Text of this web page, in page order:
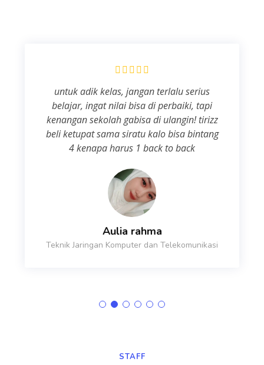
untuk adik kelas, jangan terlalu serius
belajar, ingat nilai bisa di perbaiki, tapi
kenangan sekolah gabisa di ulangin! tirizz
beli ketupat sama siratu kalo bisa bintang
4 kenapa harus 1 back to back
Aulia rahma
Teknik Jaringan Komputer dan Telekomunikasi
STAFF